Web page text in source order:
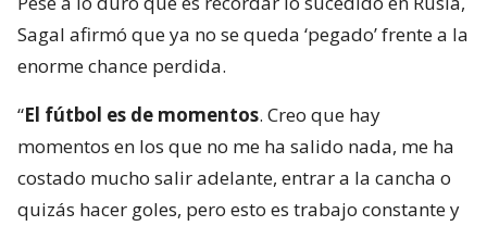
Sagal afirmó que ya no se queda ‘pegado’ frente a la
enorme chance perdida.
“El fútbol es de momentos. Creo que hay
momentos en los que no me ha salido nada, me ha
costado mucho salir adelante, entrar a la cancha o
quizás hacer goles, pero esto es trabajo constante y